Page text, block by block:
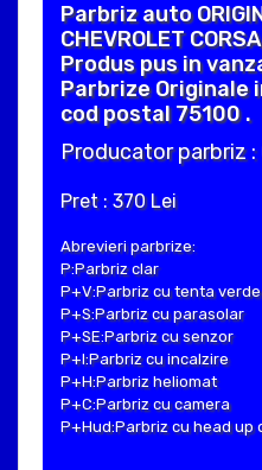
Parbriz auto
CHEVROLET
Produs pus in
Parbrize Originale
cod postal 75100 .
Producator parbriz :
Pret : 370 Lei
Abrevieri parbrize:
P:Parbriz clar
P+V:Parbriz cu tenta verde
P+S:Parbriz cu parasolar
P+SE:Parbriz cu senzor
P+I:Parbriz cu incalzire
P+H:Parbriz heliomat
P+C:Parbriz cu camera
P+Hud:Parbriz cu head up